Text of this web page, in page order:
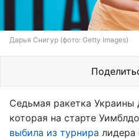
Дарья Снигур (фото: Getty Images)
Седьмая ракетка Украины
которая на старте
выбила из турнира лидера